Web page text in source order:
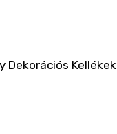
Dekorációs Kellékek